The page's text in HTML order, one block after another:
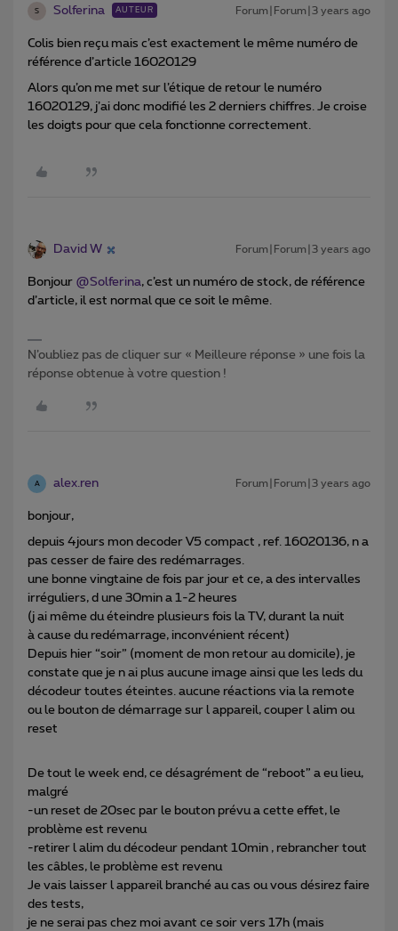
S Solferina AUTEUR Forum|Forum|3 years ago
Colis bien reçu mais c’est exactement le même numéro de
référence d’article 16020129
Alors qu’on me met sur l’étique de retour le numéro
16020129, j’ai donc modifié les 2 derniers chiffres. Je croise
les doigts pour que cela fonctionne correctement.
David W Forum|Forum|3 years ago
Bonjour @Solferina, c’est un numéro de stock, de référence
d’article, il est normal que ce soit le même.
N’oubliez pas de cliquer sur « Meilleure réponse » une fois la
réponse obtenue à votre question !
A alex.ren Forum|Forum|3 years ago
bonjour,
depuis 4jours mon decoder V5 compact , ref. 16020136, n a
pas cesser de faire des redémarrages.
une bonne vingtaine de fois par jour et ce, a des intervalles
irréguliers, d une 30min a 1-2 heures
(j ai même du éteindre plusieurs fois la TV, durant la nuit
à cause du redémarrage, inconvénient récent)
Depuis hier “soir” (moment de mon retour au domicile), je
constate que je n ai plus aucune image ainsi que les leds du
décodeur toutes éteintes. aucune réactions via la remote
ou le bouton de démarrage sur l appareil, couper l alim ou
reset
De tout le week end, ce désagrément de “reboot” a eu lieu,
malgré
-un reset de 20sec par le bouton prévu a cette effet, le
problème est revenu
-retirer l alim du décodeur pendant 10min , rebrancher tout
les câbles, le problème est revenu
Je vais laisser l appareil branché au cas ou vous désirez faire
des tests,
je ne serai pas chez moi avant ce soir vers 17h (mais